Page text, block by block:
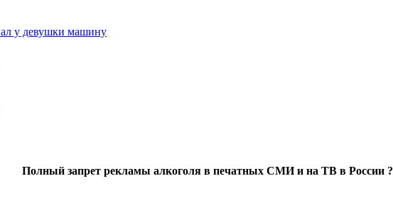
у девушки машину
Полный запрет рекламы алкоголя в печатных СМИ и на ТВ в России ?